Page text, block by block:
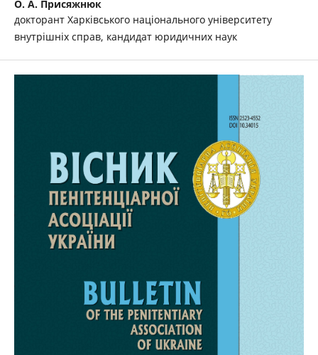
О. А. Присяжнюк
докторант Харківського національного університету
внутрішніх справ, кандидат юридичних наук